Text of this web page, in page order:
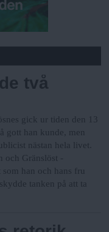
två
gick ur tiden den 13
gott han kunde, men
nästan hela livet.
och Gränslöst -
han och hans fru
tanken på att ta